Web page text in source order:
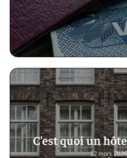
C’est quoi un
12 mars 2026